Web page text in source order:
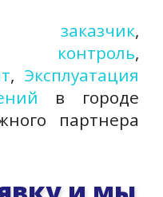
заказчик,
контроль,
, Эксплуатация
в городе
партнера